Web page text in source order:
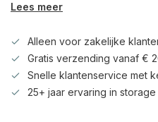
Lees meer
Alleen voor zakelijke
Gratis verzending vanaf €
Snelle klantenservice met
25+ jaar ervaring in storage